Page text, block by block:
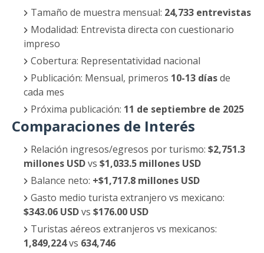
Tamaño de muestra mensual: 24,733 entrevistas
Modalidad: Entrevista directa con cuestionario
impreso
Cobertura: Representatividad nacional
Publicación: Mensual, primeros 10-13 díasde
cada mes
Próxima publicación: 11 de septiembre de 2025
Comparaciones de Interés
Relación ingresos/egresos por turismo: $2,751.3
millones USDvs $1,033.5 millones USD
Balance neto: +$1,717.8 millones USD
Gasto medio turista extranjero vs mexicano:
$343.06 USDvs $176.00 USD
Turistas aéreos extranjeros vs mexicanos:
1,849,224vs 634,746